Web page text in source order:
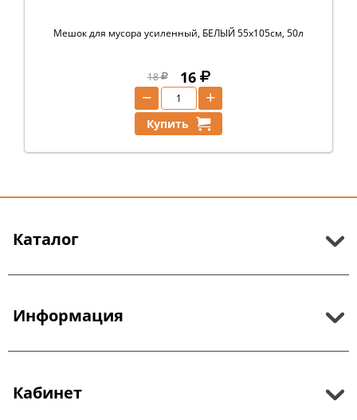
Мешок для мусора усиленный, БЕЛЫЙ 55х105см, 50л
18 16
+
−
Купить
Каталог
Информация
Кабинет